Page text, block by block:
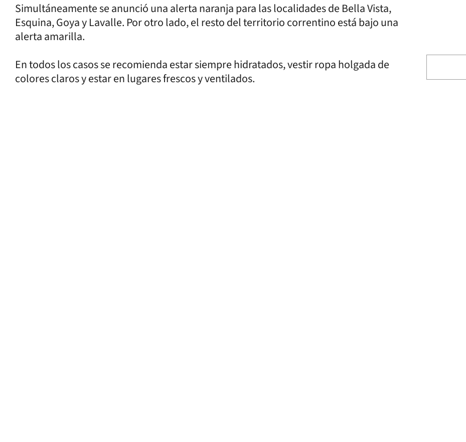
Simultáneamente se anunció una alerta naranja para las localidades de Bella Vista,
Esquina, Goya y Lavalle. Por otro lado, el resto del territorio correntino está bajo una
alerta amarilla.
En todos los casos se recomienda estar siempre hidratados, vestir ropa holgada de
colores claros y estar en lugares frescos y ventilados.